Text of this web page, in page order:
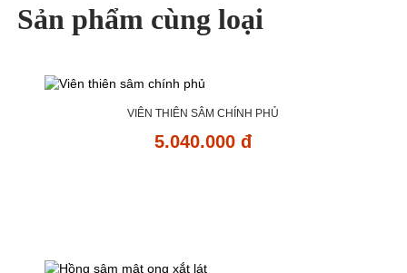
Sản phẩm cùng loại
VIÊN THIÊN SÂM CHÍNH PHỦ
5.040.000 đ